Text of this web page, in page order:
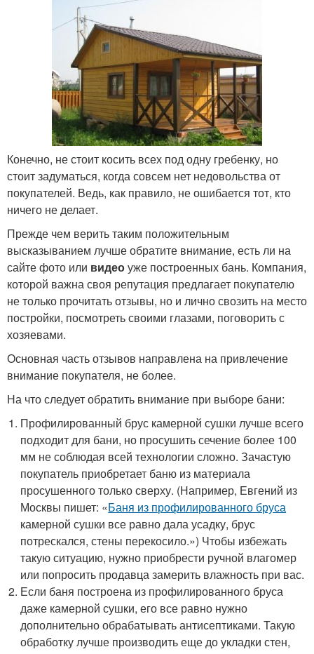
Конечно, не стоит косить всех под одну гребенку, но
стоит задуматься, когда совсем нет недовольства от
покупателей. Ведь, как правило, не ошибается тот, кто
ничего не делает.
Прежде чем верить таким положительным
высказыванием лучше обратите внимание, есть ли на
сайте фото или видеоуже построенных бань. Компания,
которой важна своя репутация предлагает покупателю
не только прочитать отзывы, но и лично свозить на место
постройки, посмотреть своими глазами, поговорить с
хозяевами.
Основная часть отзывов направлена на привлечение
внимание покупателя, не более.
На что следует обратить внимание при выборе бани:
Профилированный брус камерной сушки лучше всего
подходит для бани, но просушить сечение более 100
мм не соблюдая всей технологии сложно. Зачастую
покупатель приобретает баню из материала
просушенного только сверху. (Например, Евгений из
Москвы пишет: «Баня из профилированного бруса
камерной сушки все равно дала усадку, брус
потрескался, стены перекосило.») Чтобы избежать
такую ситуацию, нужно приобрести ручной влагомер
или попросить продавца замерить влажность при вас.
Если баня построена из профилированного бруса
даже камерной сушки, его все равно нужно
дополнительно обрабатывать антисептиками. Такую
обработку лучше производить еще до укладки стен,